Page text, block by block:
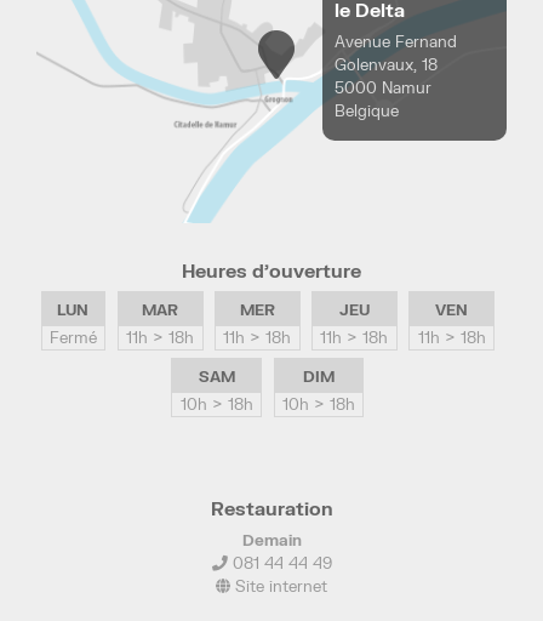
le Delta
Avenue Fernand
Golenvaux, 18
5000 Namur
Belgique
Heures d’ouverture
LUN
Fermé
MAR
11h > 18h
MER
11h > 18h
JEU
11h > 18h
VEN
11h > 18h
SAM
10h > 18h
DIM
10h > 18h
Restauration
Demain
081 44 44 49
Site internet